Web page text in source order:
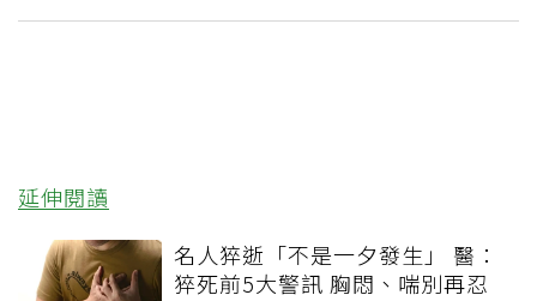
延伸閱讀
名人猝逝「不是一夕發生」 醫：
猝死前5大警訊 胸悶、喘別再忍